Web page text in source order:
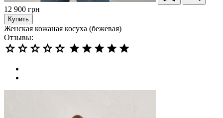
12 900 грн
Купить
Женская кожаная косуха (бежевая)
Отзывы: